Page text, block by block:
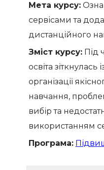
Мета курсу:
сервісами та
дистанційного
Зміст курсу: Під
освіта
організації
навчання,
вибір та
використанням
Програма: